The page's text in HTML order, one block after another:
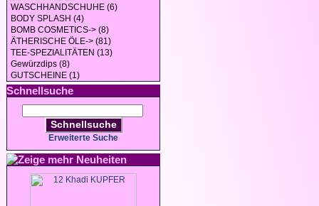
WASCHHANDSCHUHE (6)
BODY SPLASH (4)
BOMB COSMETICS-> (8)
ÄTHERISCHE ÖLE-> (81)
TEE-SPEZIALITÄTEN (13)
Gewürzdips (8)
GUTSCHEINE (1)
Schnellsuche
Schnellsuche
Erweiterte Suche
Neuheiten